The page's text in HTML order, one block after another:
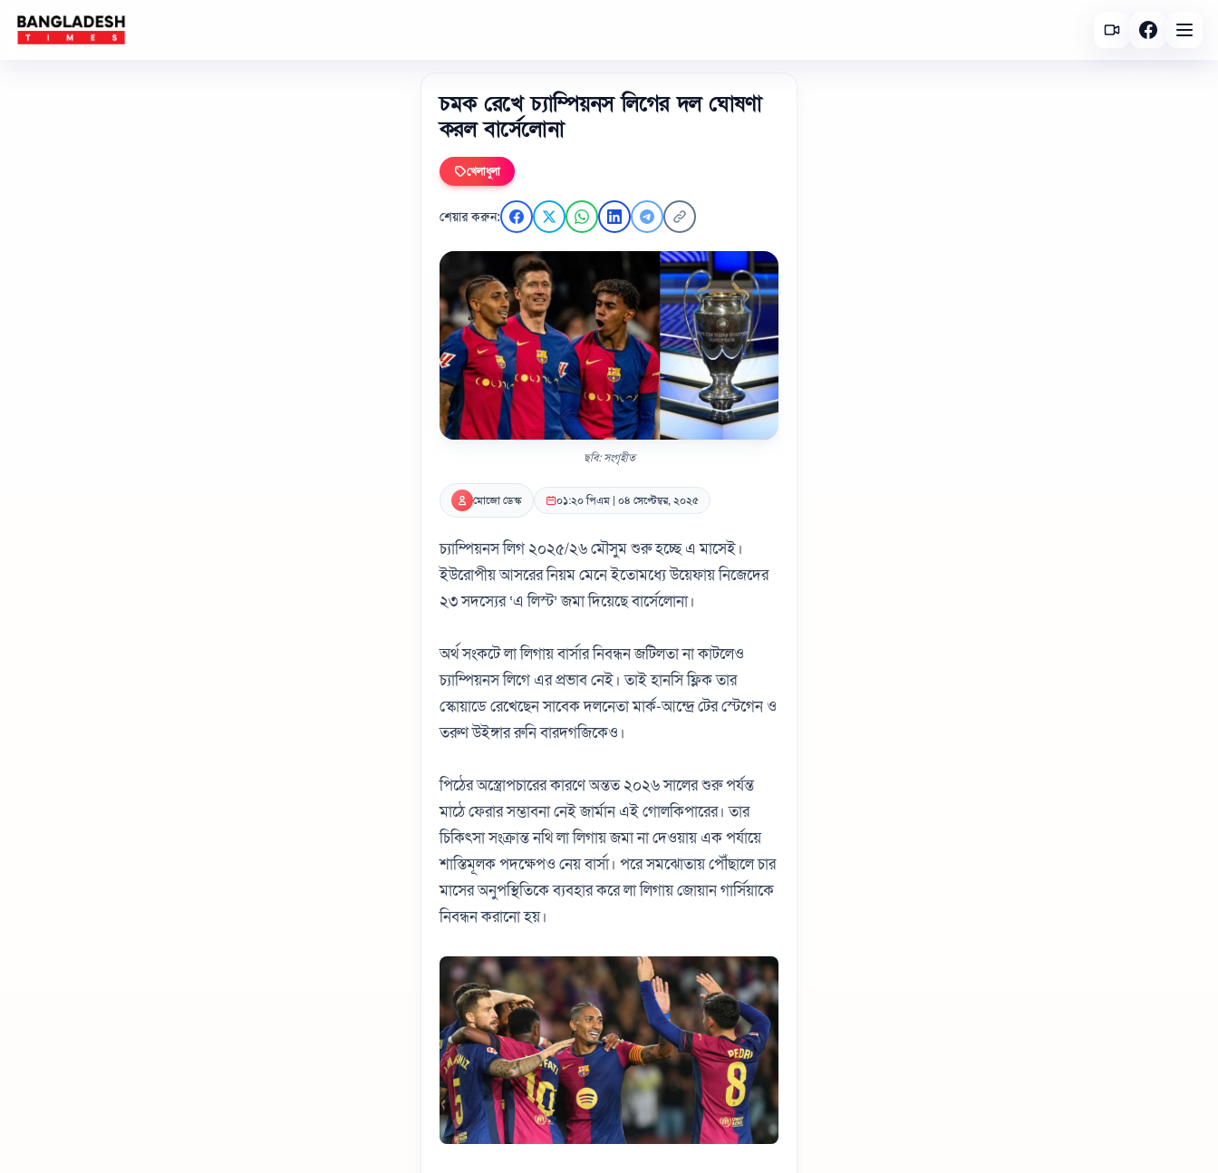
চমক রেখে চ্যাম্পিয়নস লিগের দল ঘোষণা
করল বার্সেলোনা
খেলাধুলা
শেয়ার করুন:
ছবি: সংগৃহীত
মোজো ডেস্ক ০১:২০ পিএম | ০৪ সেপ্টেম্বর, ২০২৫
চ্যাম্পিয়নস লিগ ২০২৫/২৬ মৌসুম শুরু হচ্ছে এ মাসেই।
ইউরোপীয় আসরের নিয়ম মেনে ইতোমধ্যে উয়েফায় নিজেদের
২৩ সদস্যের ‘এ লিস্ট’ জমা দিয়েছে বার্সেলোনা।
অর্থ সংকটে লা লিগায় বার্সার নিবন্ধন জটিলতা না কাটলেও
চ্যাম্পিয়নস লিগে এর প্রভাব নেই। তাই হানসি ফ্লিক তার
স্কোয়াডে রেখেছেন সাবেক দলনেতা মার্ক-আন্দ্রে টের স্টেগেন ও
তরুণ উইঙ্গার রুনি বারদগজিকেও।
পিঠের অস্ত্রোপচারের কারণে অন্তত ২০২৬ সালের শুরু পর্যন্ত
মাঠে ফেরার সম্ভাবনা নেই জার্মান এই গোলকিপারের। তার
চিকিৎসা সংক্রান্ত নথি লা লিগায় জমা না দেওয়ায় এক পর্যায়ে
শাস্তিমূলক পদক্ষেপও নেয় বার্সা। পরে সমঝোতায় পৌঁছালে চার
মাসের অনুপস্থিতিকে ব্যবহার করে লা লিগায় জোয়ান গার্সিয়াকে
নিবন্ধন করানো হয়।